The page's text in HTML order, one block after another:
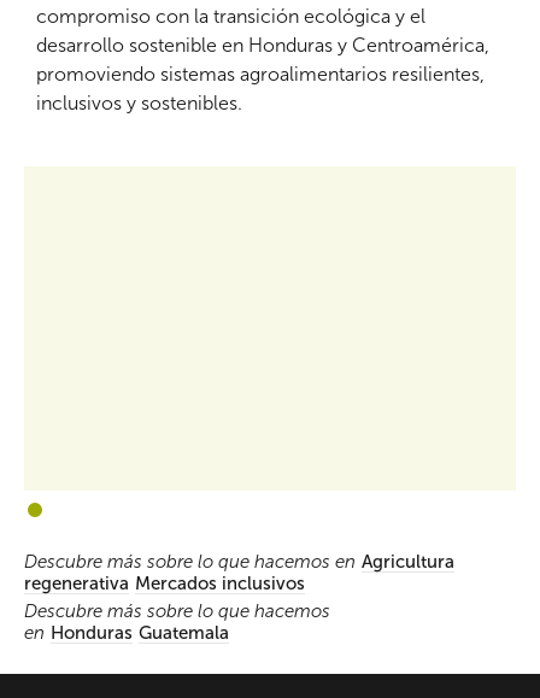
compromiso con la transición ecológica y el
desarrollo sostenible en Honduras y Centroamérica,
promoviendo sistemas agroalimentarios resilientes,
inclusivos y sostenibles.
1
Descubre más sobre lo que hacemos en Agricultura
regenerativa Mercados inclusivos
Descubre más sobre lo que hacemos
en Honduras Guatemala